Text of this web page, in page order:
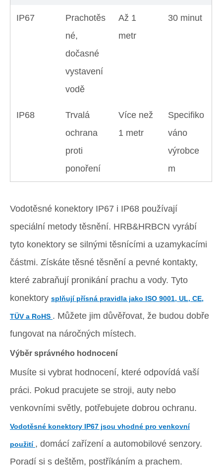
IP67
Prachotěs
né,
dočasné
vystavení
vodě
Až 1
metr
30 minut
IP68
Trvalá
ochrana
proti
ponoření
Více než
1 metr
Specifiko
váno
výrobce
m
Vodotěsné konektory IP67 i IP68 používají
speciální metody těsnění. HRB&HRBCN vyrábí
tyto konektory se silnými těsnícími a uzamykacími
částmi. Získáte těsné těsnění a pevné kontakty,
které zabraňují pronikání prachu a vody. Tyto
konektory splňují přísná pravidla jako ISO 9001, UL, CE,
TÜV a RoHS . Můžete jim důvěřovat, že budou dobře
fungovat na náročných místech.
Výběr správného hodnocení
Musíte si vybrat hodnocení, které odpovídá vaší
práci. Pokud pracujete se stroji, auty nebo
venkovními světly, potřebujete dobrou ochranu.
Vodotěsné konektory IP67 jsou vhodné pro venkovní
použití , domácí zařízení a automobilové senzory.
Poradí si s deštěm, postříkáním a prachem.